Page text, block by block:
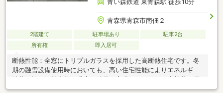
青い森鉄道 東青森駅 徒歩10分
青森県青森市南佃２
2階建て 駐車場あり
駐車2台
所有権
即入居可
断熱性能：全窓にトリプルガラスを採用した高断熱住宅です。冬
期の融雪設備使用時においても、高い住宅性能によりエネルギー
位性：太陽光発電による売電収入があるため、月々の実質的な支